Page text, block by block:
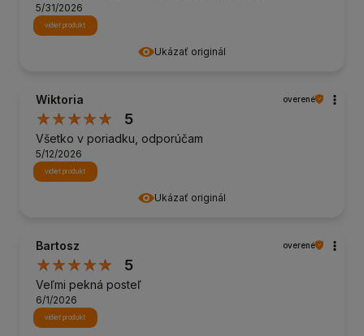
Ukázať originál
5/31/2026
vidieť produkt
Ukázať originál
Wiktoria overené
5
Všetko v poriadku, odporúčam
5/12/2026
vidieť produkt
Bartosz overené
5
Veľmi pekná posteľ
6/1/2026
vidieť produkt